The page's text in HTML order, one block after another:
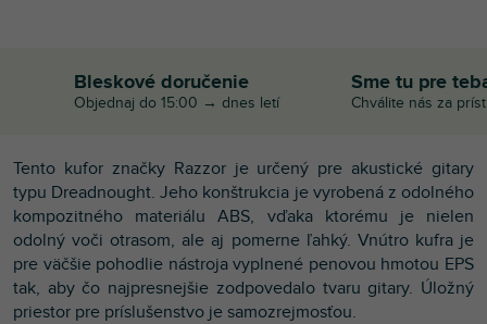
Bleskové doručenie
Objednaj do 15:00 → dnes letí
Sme tu pre
Chválite nás za
Tento kufor značky Razzor je určený pre akustické gitary
typu Dreadnought. Jeho konštrukcia je vyrobená z odolného
kompozitného materiálu ABS, vďaka ktorému je nielen
odolný voči otrasom, ale aj pomerne ľahký. Vnútro kufra je
pre väčšie pohodlie nástroja vyplnené penovou hmotou EPS
tak, aby čo najpresnejšie zodpovedalo tvaru gitary. Úložný
priestor pre príslušenstvo je samozrejmosťou.